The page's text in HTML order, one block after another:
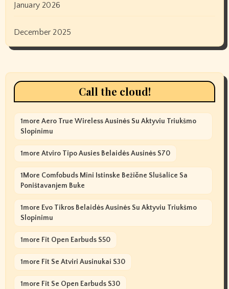
January 2026
December 2025
Call the cloud!
1more Aero True Wireless Ausinės Su Aktyviu Triukšmo
Slopinimu
1more Atviro Tipo Ausies Belaidės Ausinės S70
1More Comfobuds Mini Istinske Bežične Slušalice Sa
Poništavanjem Buke
1more Evo Tikros Belaidės Ausinės Su Aktyviu Triukšmo
Slopinimu
1more Fit Open Earbuds S50
1more Fit Se Atviri Ausinukai S30
1more Fit Se Open Earbuds S30